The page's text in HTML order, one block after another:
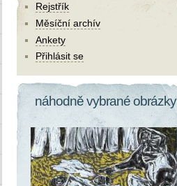
Rejstřík
Měsíční archív
Ankety
Přihlásit se
náhodně vybrané obrázky